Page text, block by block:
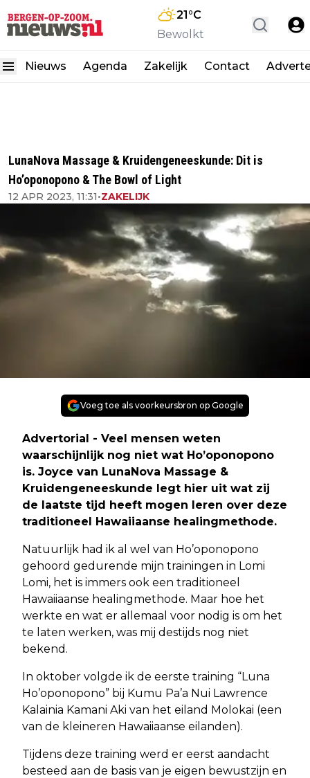
21°C
Bewolkt
Nieuws Agenda Zakelijk Contact
LunaNova Massage & Kruidengeneeskunde: Dit is
Ho’oponopono & The Bowl of Light
12 APR 2023, 11:31•ZAKELIJK
Voeg toe als voorkeursbron op Google
Advertorial - Veel mensen weten
waarschijnlijk nog niet wat Ho’oponopono
is. Joyce van LunaNova Massage &
Kruidengeneeskunde legt hier uit wat zij
de laatste tijd heeft mogen leren over deze
traditioneel Hawaiiaanse healingmethode.
Natuurlijk had ik al wel van Ho’oponopono
gehoord gedurende mijn trainingen in Lomi
Lomi, het is immers ook een traditioneel
Hawaiiaanse healingmethode. Maar hoe het
werkte en wat er allemaal voor nodig is om het
te laten werken, was mij destijds nog niet
bekend.
In oktober volgde ik de eerste training “Luna
Ho’oponopono” bij Kumu Pa’a Nui Lawrence
Kalainia Kamani Aki van het eiland Molokai (een
van de kleineren Hawaiiaanse eilanden).
Tijdens deze training werd er eerst aandacht
besteed aan de basis van je eigen bewustzijn en